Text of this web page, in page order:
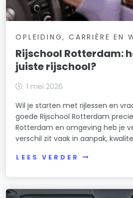
OPLEIDING, CARRIÈRE EN
Rijschool Rotterdam:
juiste rijschool?
1 mei 2026
Wil je starten met rijlessen en
goede Rijschool Rotterdam
Rotterdam en omgeving heb je
verschil zit vaak in aanpak,
LEES VERDER